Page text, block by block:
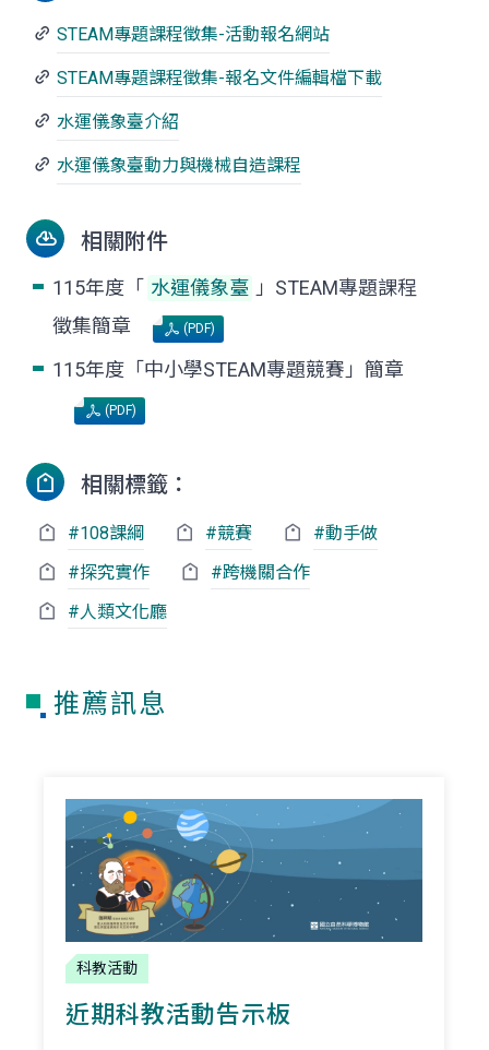
STEAM專題課程徵集-活動報名網站
STEAM專題課程徵集-報名文件編輯檔下載
水運儀象臺介紹
水運儀象臺動力與機械自造課程
相關附件
115年度「 水運儀象臺 」STEAM專題課程
徵集簡章
(PDF)
115年度「中小學STEAM專題競賽」簡章
(PDF)
相關標籤：
#108課綱 #競賽
#動手做
#探究實作
#跨機關合作
#人類文化廳
推薦訊息
科教活動
近期科教活動告示板